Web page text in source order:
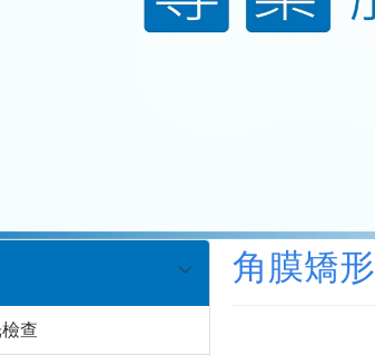
查
角膜矯形